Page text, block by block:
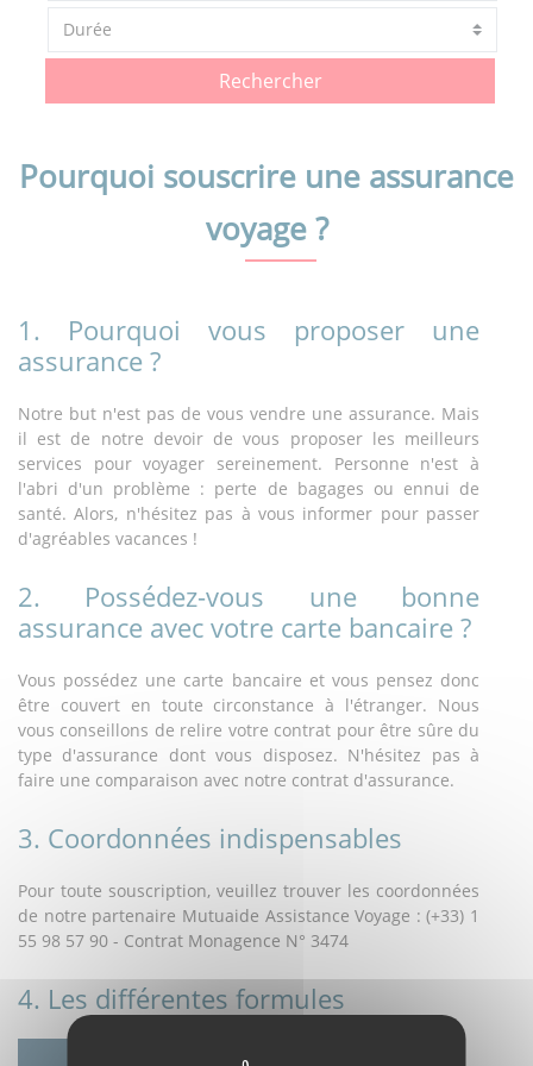
Rechercher
Pourquoi souscrire une assurance
voyage ?
1. Pourquoi vous proposer une
assurance ?
Notre but n'est pas de vous vendre une assurance. Mais
il est de notre devoir de vous proposer les meilleurs
services pour voyager sereinement. Personne n'est à
l'abri d'un problème : perte de bagages ou ennui de
santé. Alors, n'hésitez pas à vous informer pour passer
d'agréables vacances !
2. Possédez-vous une bonne
assurance avec votre carte bancaire ?
Vous possédez une carte bancaire et vous pensez donc
être couvert en toute circonstance à l'étranger. Nous
vous conseillons de relire votre contrat pour être sûre du
type d'assurance dont vous disposez. N'hésitez pas à
faire une comparaison avec notre contrat d'assurance.
3. Coordonnées indispensables
Pour toute souscription, veuillez trouver les coordonnées
de notre partenaire Mutuaide Assistance Voyage : (+33) 1
55 98 57 90 - Contrat Monagence N° 3474
4. Les différentes formules